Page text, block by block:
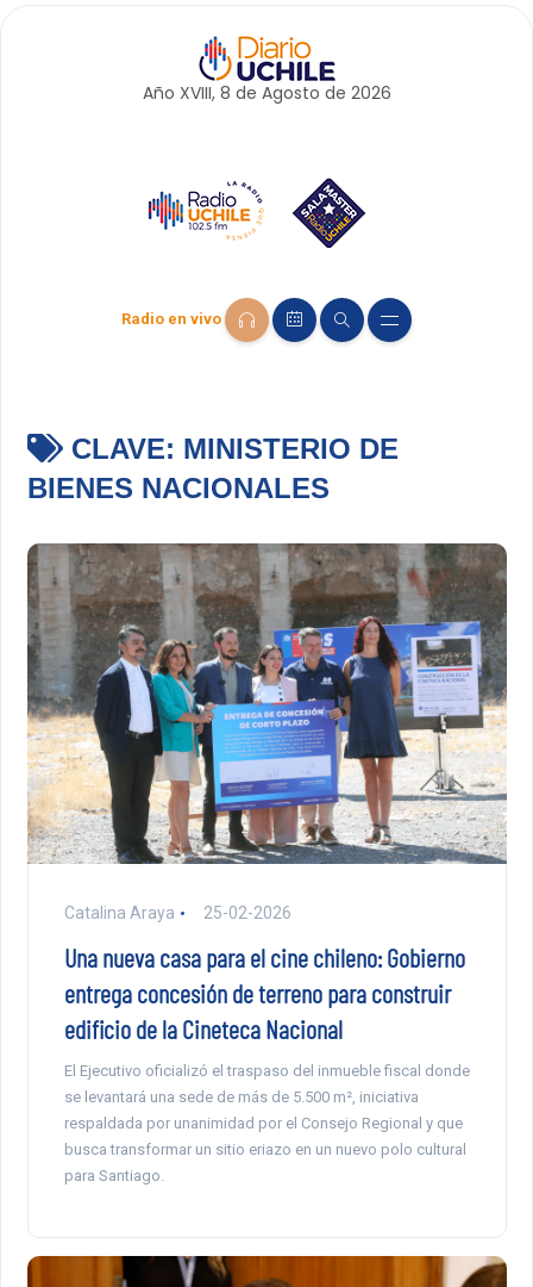
Año XVIII, 8 de Agosto de 2026
Radio en vivo
CLAVE: MINISTERIO DE
BIENES NACIONALES
Catalina Araya 25-02-2026
Una nueva casa para el cine chileno: Gobierno
entrega concesión de terreno para construir
edificio de la Cineteca Nacional
El Ejecutivo oficializó el traspaso del inmueble fiscal donde
se levantará una sede de más de 5.500 m², iniciativa
respaldada por unanimidad por el Consejo Regional y que
busca transformar un sitio eriazo en un nuevo polo cultural
para Santiago.